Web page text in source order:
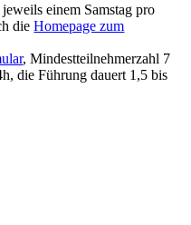
einem Samstag pro
dieHomepage zum
, Mindestteilnehmerzahl 7
die Führung dauert 1,5 bis